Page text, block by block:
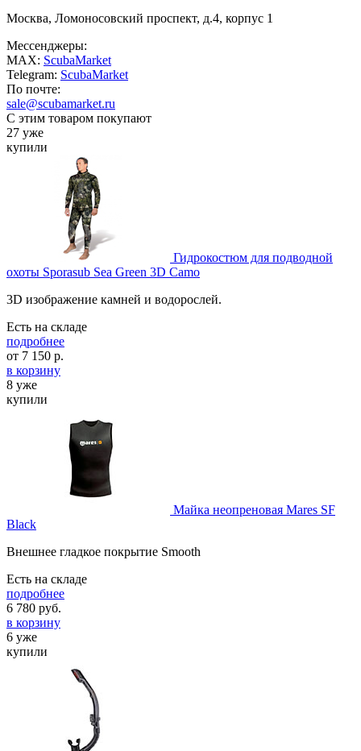
Москва, Ломоносовский проспект, д.4, корпус 1
Мессенджеры:
MAX: ScubaMarket
Telegram: ScubaMarket
По почте:
sale@scubamarket.ru
С этим товаром покупают
27 уже
купили
Гидрокостюм для подводной
охоты Sporasub Sea Green 3D Camo
3D изображение камней и водорослей.
Есть на складе
подробнее
от 7 150 р.
в корзину
8 уже
купили
Майка неопреновая Mares SF
Black
Внешнее гладкое покрытие Smooth
Есть на складе
подробнее
6 780 руб.
в корзину
6 уже
купили